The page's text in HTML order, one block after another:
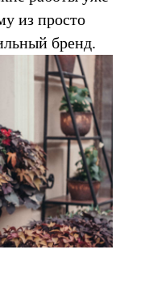
из просто
бренд.